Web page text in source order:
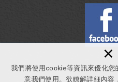
我們將使用cookie等資訊來優化您
意我們使用。欲瞭解詳細內容
×